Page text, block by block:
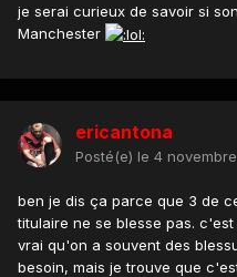
je serai curieux de savoir si
Manchester
ericantona
Posté(e) le 4
ben je dis ça parce que 3 de
titulaire ne se blesse pas.
vrai qu'on a souvent des
besoin, mais je trouve que